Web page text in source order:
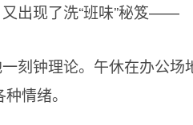
出现了洗“班味”秘笈——
刻钟理论。午休在办公场
情绪。